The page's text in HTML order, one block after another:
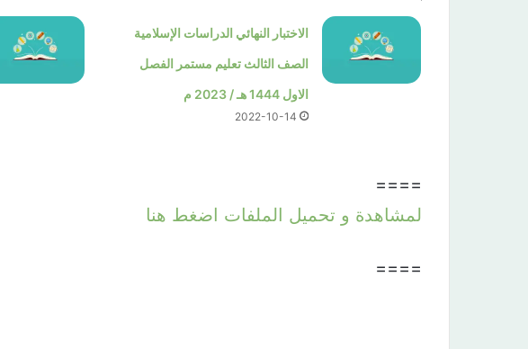
الاختبار النهائي الدراسات الإسلامية
الصف الثالث تعليم مستمر الفصل
الاول 1444 هـ / 2023 م
2022-10-14
====
لمشاهدة و تحميل الملفات اضغط هنا
====